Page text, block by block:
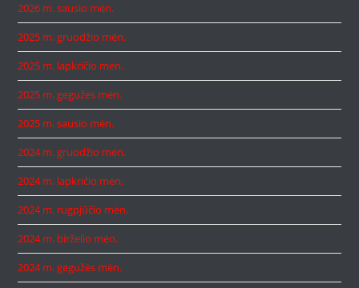
2026 m. sausio mėn.
2025 m. gruodžio mėn.
2025 m. lapkričio mėn.
2025 m. gegužės mėn.
2025 m. sausio mėn.
2024 m. gruodžio mėn.
2024 m. lapkričio mėn.
2024 m. rugpjūčio mėn.
2024 m. birželio mėn.
2024 m. gegužės mėn.